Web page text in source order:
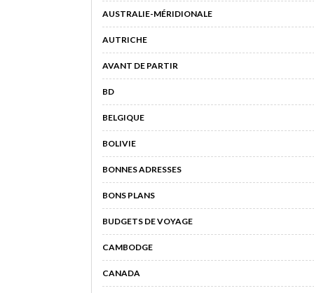
AUSTRALIE-MÉRIDIONALE
AUTRICHE
AVANT DE PARTIR
BD
BELGIQUE
BOLIVIE
BONNES ADRESSES
BONS PLANS
BUDGETS DE VOYAGE
CAMBODGE
CANADA